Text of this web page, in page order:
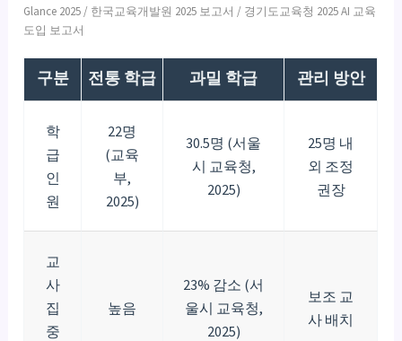
Glance 2025 / 한국교육개발원 2025 보고서 / 경기도교육청 2025 AI 교육
도입 보고서
구분 전통 학급 과밀 학급 관리 방안
학
급
인
원
22명
(교육
부,
2025)
30.5명 (서울
시 교육청,
2025)
25명 내
외 조정
권장
교
사
집
중
높음
23% 감소 (서
울시 교육청,
2025)
보조 교
사 배치